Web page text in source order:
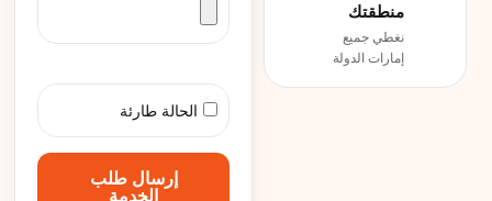
منطقتك
نغطي جميع
إمارات الدولة
الحالة طارئة
إرسال طلب
الخدمة